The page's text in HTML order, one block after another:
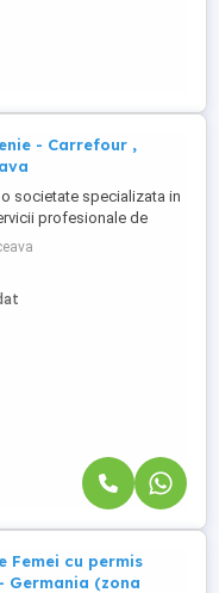
- Carrefour ,
societate specializata in
profesionale de
noastra asigura
in aproape toate
România. Cautam agenti
Hypermarket , locatie
Femei cu permis
Germania (zona